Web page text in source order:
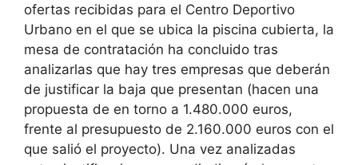
ofertas recibidas para el Centro Deportivo
Urbano en el que se ubica la piscina cubierta, la
mesa de contratación ha concluido tras
analizarlas que hay tres empresas que deberán
de justificar la baja que presentan (hacen una
propuesta de en torno a 1.480.000 euros,
frente al presupuesto de 2.160.000 euros con el
que salió el proyecto). Una vez analizadas